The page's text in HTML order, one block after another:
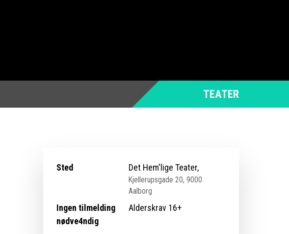
TEATER
Sted Det Hem'lige Teater,
Kjellerupsgade 20, 9000
Aalborg
Ingen tilmelding
nødve4ndig
Alderskrav 16+